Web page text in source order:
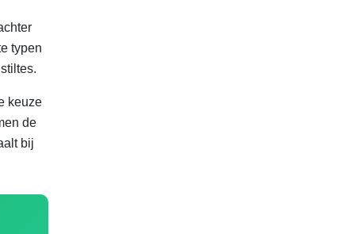
typen
keuze
de
bij